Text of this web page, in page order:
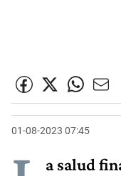
01-08-2023 07:45
a salud